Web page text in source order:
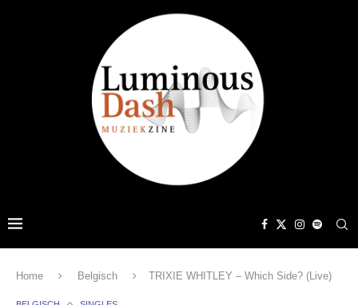
Home Belgisch TRIXIE WHITLEY – Which Side? (Live)